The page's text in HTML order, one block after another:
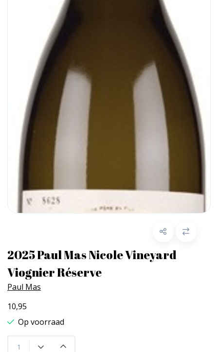
2025 Paul Mas Nicole Vineyard
Viognier Réserve
Paul Mas
10,95
Op voorraad